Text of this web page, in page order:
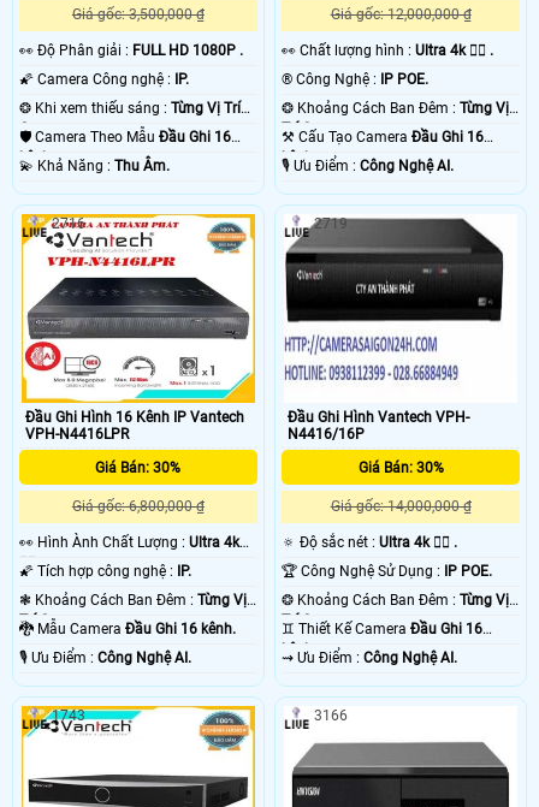
kbvision, Dahua, Hikvion, Hikook, UNV, HDparagon, vantech là những thương
hiệu chuyên về camera quan sát do đó có nhiều công nghệ về hình ảnh giúp
đầu ghi thông minh hơn💡
Giá gốc: 3,500,000 ₫
️👀 Độ Phân giải : FULL HD 1080P .
🌠 Camera Công nghệ :
IP.
❂ Khi xem thiếu sáng : Từng Vị Trí
Camera .
🛡 Camera Theo Mẫu Đầu Ghi 16
kênh.
️💫 Khả Năng : Thu Âm.
Giá gốc: 12,000,000 ₫
️👀 Chất lượng hình :Ultra 4k 👍🏾 .
®️ Công Nghệ :
IP POE.
❂ Khoảng Cách Ban Đêm :Từng Vị
Trí Camera .
⚒ Cấu Tạo CameraĐầu Ghi 16
kênh.
️🎙 Ưu Điểm :Công Nghệ AI.
Đầu Ghi Hình 16 Kênh IP Vantech
VPH-N4416LPR
Giá Bán: 30%
Giá gốc: 6,800,000 ₫
️👀 Hình Ành Chất Lượng : Ultra 4k
👍🏾 .
🌠 Tích hợp công nghệ :
IP.
❃ Khoảng Cách Ban Đêm : Từng Vị
Trí Camera .
🐉️ Mẫu Camera Đầu Ghi 16 kênh.
️🎙 Ưu Điểm : Công Nghệ AI.
2716
Đầu Ghi Hình Vantech VPH-
N4416/16P
Giá Bán: 30%
Giá gốc: 14,000,000 ₫
🔅 Độ sắc nét :Ultra 4k 👍🏾 .
🏆 Công Nghệ Sử Dụng :
IP POE.
❂ Khoảng Cách Ban Đêm :Từng Vị
Trí Camera .
♊ Thiết Kế CameraĐầu Ghi 16
kênh.
️⇝ Ưu Điểm :Công Nghệ AI.
2719
1743 3166